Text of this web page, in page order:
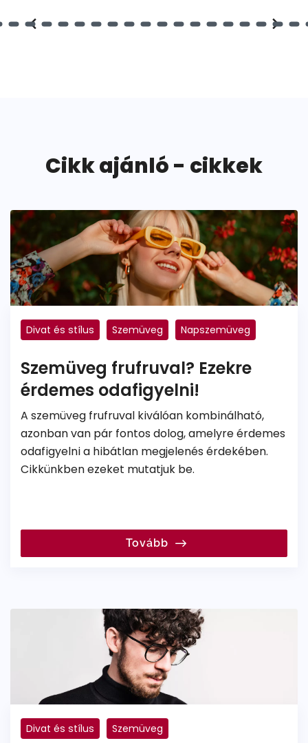
Cikk ajánló - cikkek
Divat és stílus Szemüveg Napszemüveg
Szemüveg frufruval? Ezekre
érdemes odafigyelni!
A szemüveg frufruval kiválóan kombinálható,
azonban van pár fontos dolog, amelyre érdemes
odafigyelni a hibátlan megjelenés érdekében.
Cikkünkben ezeket mutatjuk be.
Tovább
Divat és stílus Szemüveg